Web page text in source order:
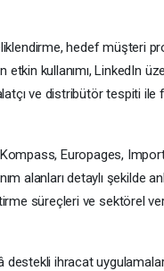
hedef müşteri
kullanımı, LinkedIn
ve distribütör tespiti ile
Europages,
alanları detaylı şekilde
süreçleri ve sektörel veri
destekli ihracat